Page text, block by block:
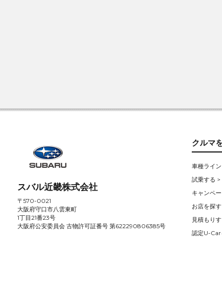
スバル近畿株式会社
〒570-0021
大阪府守口市八雲東町
1丁目21番23号
大阪府公安委員会 古物許可証番号 第622290806385号
クルマ
車種ライ
試乗する >
キャンペ
お店を探
見積もり
認定U-Car